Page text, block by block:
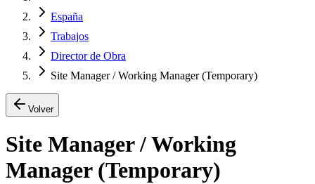
España
Trabajos
Director de Obra
Site Manager / Working Manager (Temporary)
Volver
Site Manager / Working
Manager (Temporary)